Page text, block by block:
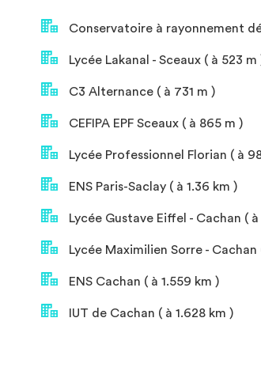
Conservatoire à rayonnement
Lycée Lakanal - Sceaux ( à 523 m
C3 Alternance ( à 731 m )
CEFIPA EPF Sceaux ( à 865 m )
Lycée Professionnel Florian ( à
ENS Paris-Saclay ( à 1.36 km )
Lycée Gustave Eiffel - Cachan ( à
Lycée Maximilien Sorre - Cachan
ENS Cachan ( à 1.559 km )
IUT de Cachan ( à 1.628 km )